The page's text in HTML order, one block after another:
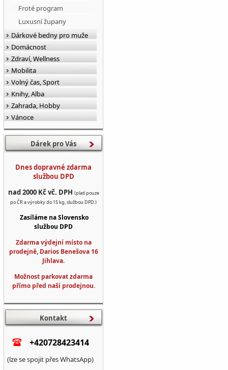
Froté program
Luxusní župany
Dárkové bedny pro muže
Domácnost
Zdraví, Wellness
Mobilita
Volný čas, Sport
Knihy, Alba
Zahrada, Hobby
Vánoce
Dárek pro Vás
Dnes dopravné zdarma
službou DPD
nad 2000 Kč vč. DPH (platí pouze
po ČR a výrobky do 15 kg, službou DPD.)
Zasíláme na Slovensko
službou DPD
Zdarma výdejní místo na
prodejně, Darios Benešova 16
Jihlava.
Možnost parkovat zdarma
přímo před naší prodejnou.
Kontakt
+420728423414
(lze se spojit přes WhatsApp)